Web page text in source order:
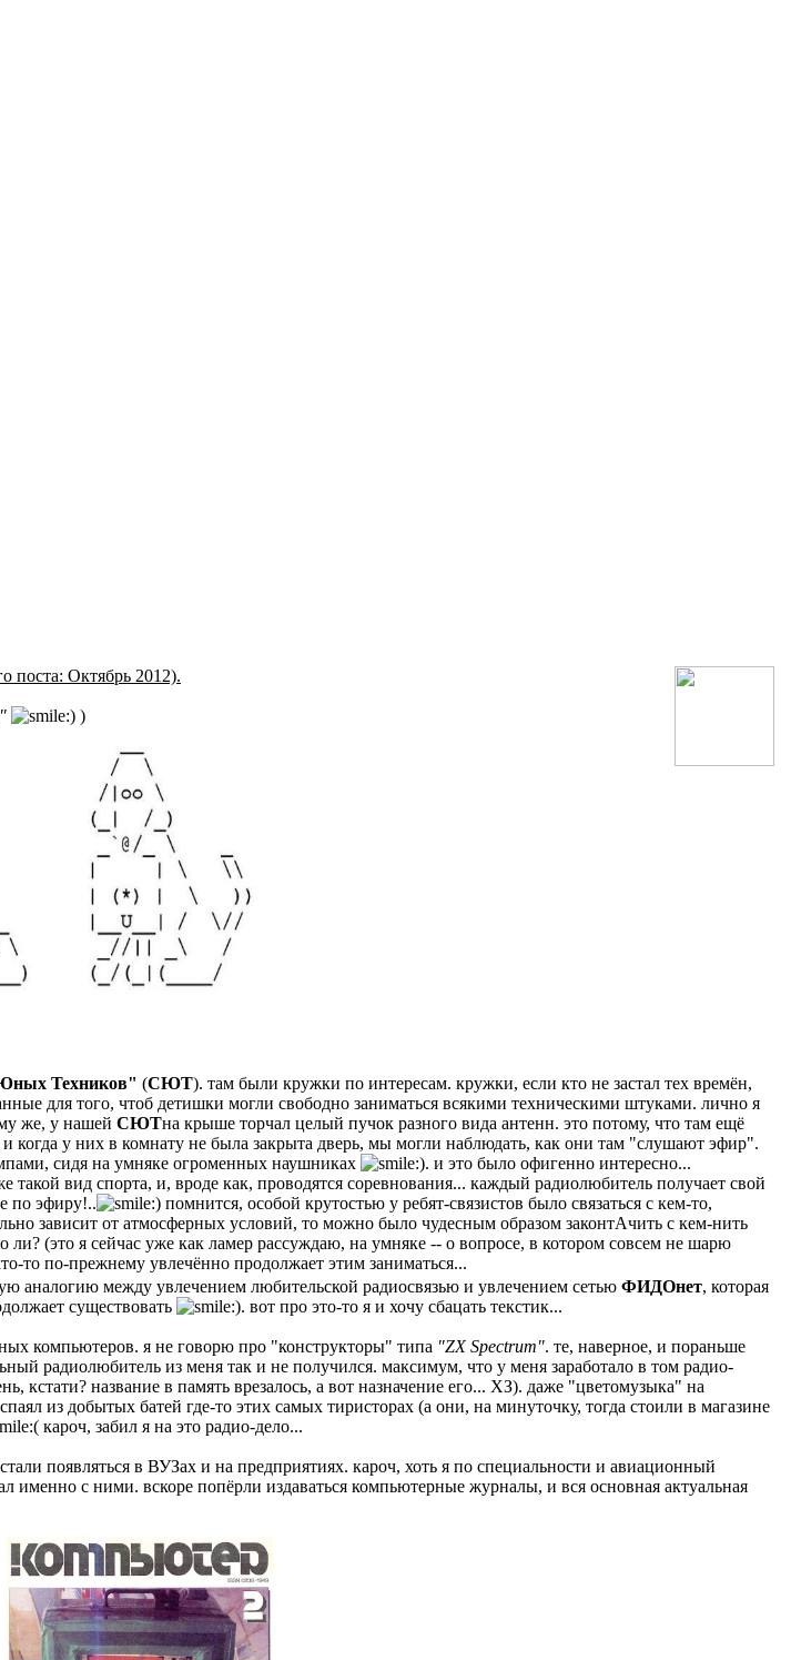
поста: Октябрь 2012).
)
Техников" (СЮТ). там были кружки по интересам. кружки, если кто не застал тех времён,
для того, чтоб детишки могли свободно заниматься всякими техническими штуками. лично я
же, у нашей СЮТна крыше торчал целый пучок разного вида антенн. это потому, что там ещё
когда у них в комнату не была закрыта дверь, мы могли наблюдать, как они там "слушают эфир".
сидя на умняке огроменных наушниках
. и это было офигенно интересно...
такой вид спорта, и, вроде как, проводятся соревнования... каждый радиолюбитель получает свой
по эфиру!..
помнится, особой крутостью у ребят-связистов было связаться с кем-то,
зависит от атмосферных условий, то можно было чудесным образом законтАчить с кем-нить
(это я сейчас уже как ламер рассуждаю, на умняке -- о вопросе, в котором совсем не шарю
то по-прежнему увлечённо продолжает этим заниматься...
аналогию между увлечением любительской радиосвязью и увлечением сетью ФИДОнет, которая
существовать
. вот про это-то я и хочу сбацать текстик...
компьютеров. я не говорю про "конструкторы" типа "ZX Spectrum". те, наверное, и пораньше
радиолюбитель из меня так и не получился. максимум, что у меня заработало в том радио-
кстати? название в память врезалось, а вот назначение его... ХЗ). даже "цветомузыка" на
из добытых батей где-то этих самых тиристорах (а они, на минуточку, тогда стоили в магазине
кароч, забил я на это радио-дело...
появляться в ВУЗах и на предприятиях. кароч, хоть я по специальности и авиационный
именно с ними. вскоре попёрли издаваться компьютерные журналы, и вся основная актуальная